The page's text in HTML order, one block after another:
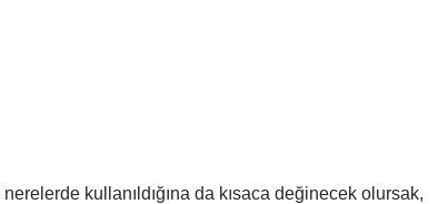
kullanıldığına da kısaca değinecek olursak,